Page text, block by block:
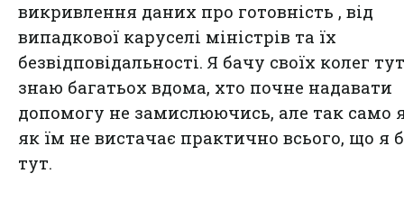
викривлення даних про готовність , від
випадкової каруселі міністрів та їх
безвідповідальності. Я бачу своїх колег
знаю багатьох вдома, хто почне надавати
допомогу не замислюючись, але так само
як їм не вистачає практично всього, що я
тут.